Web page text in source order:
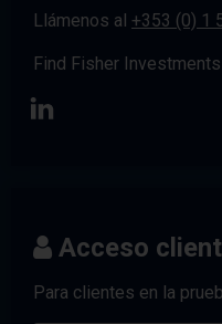
Llámenos al +353 (0) 1
Find Fisher
Acceso
Para clientes en la